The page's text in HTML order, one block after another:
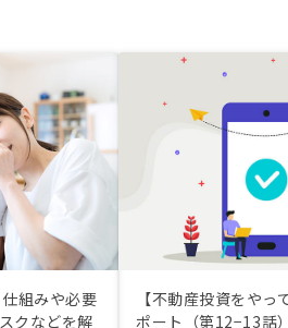
組みや必要
クなどを解
【不動産投資をやっ
ポート（第12−13話